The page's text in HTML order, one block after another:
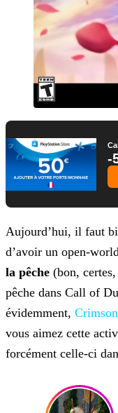
-
Aujourd’hui, il faut
d’avoir un open-
la pêche (bon,
pêche dans Call of
évidemment,
vous aimez cette
forcément celle-ci